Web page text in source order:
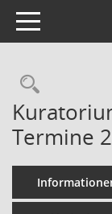
Toggle navigation
Termine